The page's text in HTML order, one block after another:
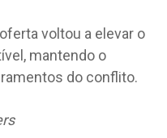
voltou a elevar o
mantendo o
do conflito.